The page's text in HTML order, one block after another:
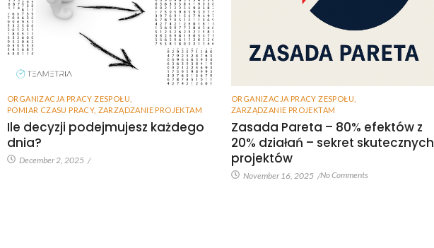
ORGANIZACJA PRACY ZESPOŁU
POMIAR CZASU PRACY, ZARZĄDZANIE PROJEKTAM
Ile decyzji podejmujesz każdego
dnia?
December 2, 2025 /
ORGANIZACJA PRACY ZESPOŁU
ZARZĄDZANIE PROJEKTAM
Zasada Pareta – 80% efektów z
20% działań – sekret skutecznych
projektów
November 16, 2025 /No Comments